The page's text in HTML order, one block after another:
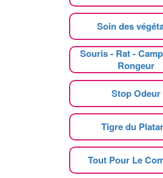
Soin des
Souris - Rat -
Rongeur
Stop Odeur
Tigre du
Tout Pour Le